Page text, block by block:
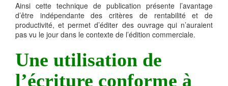
Ainsi cette technique de publication présente l’avantage
d’être indépendante des critères de rentabilité et de
productivité, et permet d’éditer des ouvrage qui n’auraient
pas vu le jour dans le contexte de l’édition commerciale.
Une utilisation de
l’écriture conforme à